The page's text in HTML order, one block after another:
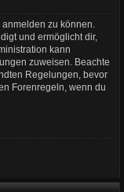
anmelden zu können.
und ermöglicht dir,
kann
zuweisen. Beachte
Regelungen, bevor
Forenregeln, wenn du